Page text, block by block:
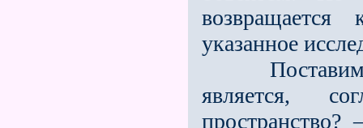
указанное
Поставим
является,